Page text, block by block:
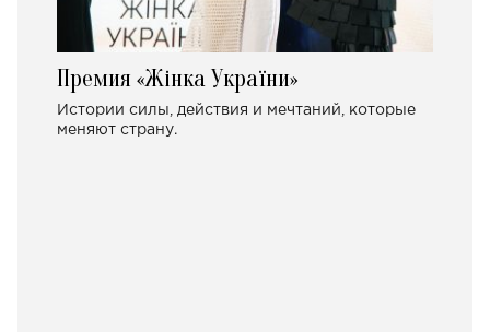
Премия «Жінка України»
Истории силы, действия и мечтаний, которые
меняют страну.